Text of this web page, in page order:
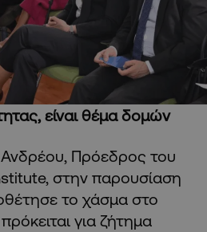
είναι θέμα δομών
Πρόεδρος του
στην παρουσίαση
το χάσμα στο
για ζήτημα